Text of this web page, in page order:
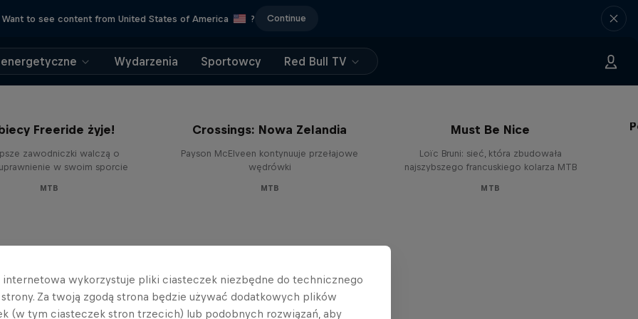
Want to see content from United States of America ? Continue
Wydarzenia Sportowcy Red Bull TV
Freeride żyje!
zawodniczki walczą o
w swoim sporcie
MTB
Crossings: Nowa Zelandia
Payson McElveen kontynuuje przełajowe
wędrówki
MTB
Must Be Nice
Loïc Bruni: sieć, która zbudowała
najszybszego francuskiego kolarza MTB
MTB
internetowa wykorzystuje pliki ciasteczek niezbędne do technicznego
strony. Za twoją zgodą strona będzie używać dodatkowych plików
(w tym ciasteczek stron trzecich) lub podobnych rozwiązań, aby